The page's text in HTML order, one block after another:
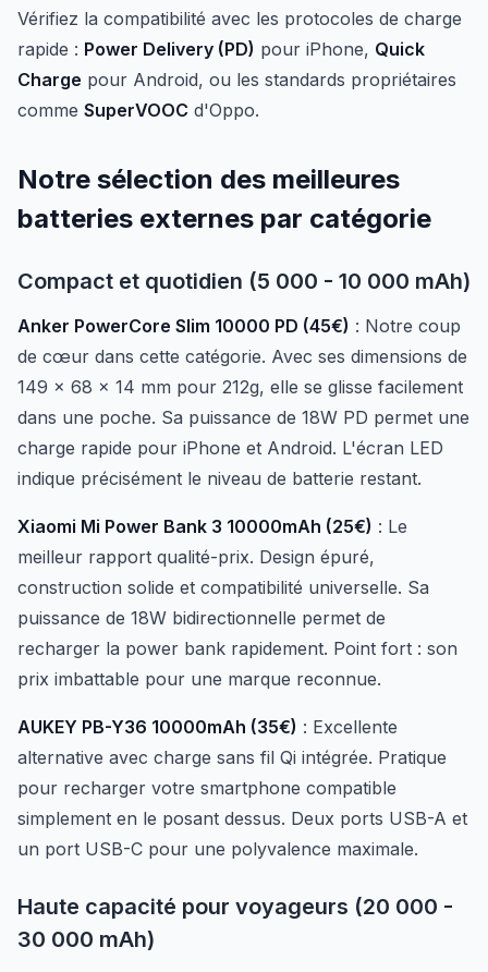
Vérifiez la compatibilité avec les protocoles de charge
rapide : Power Delivery (PD) pour iPhone, Quick
Charge pour Android, ou les standards propriétaires
comme SuperVOOC d'Oppo.
Notre sélection des meilleures
batteries externes par catégorie
Compact et quotidien (5 000 - 10 000 mAh)
Anker PowerCore Slim 10000 PD (45€) : Notre coup
de cœur dans cette catégorie. Avec ses dimensions de
149 x 68 x 14 mm pour 212g, elle se glisse facilement
dans une poche. Sa puissance de 18W PD permet une
charge rapide pour iPhone et Android. L'écran LED
indique précisément le niveau de batterie restant.
Xiaomi Mi Power Bank 3 10000mAh (25€) : Le
meilleur rapport qualité-prix. Design épuré,
construction solide et compatibilité universelle. Sa
puissance de 18W bidirectionnelle permet de
recharger la power bank rapidement. Point fort : son
prix imbattable pour une marque reconnue.
AUKEY PB-Y36 10000mAh (35€) : Excellente
alternative avec charge sans fil Qi intégrée. Pratique
pour recharger votre smartphone compatible
simplement en le posant dessus. Deux ports USB-A et
un port USB-C pour une polyvalence maximale.
Haute capacité pour voyageurs (20 000 -
30 000 mAh)